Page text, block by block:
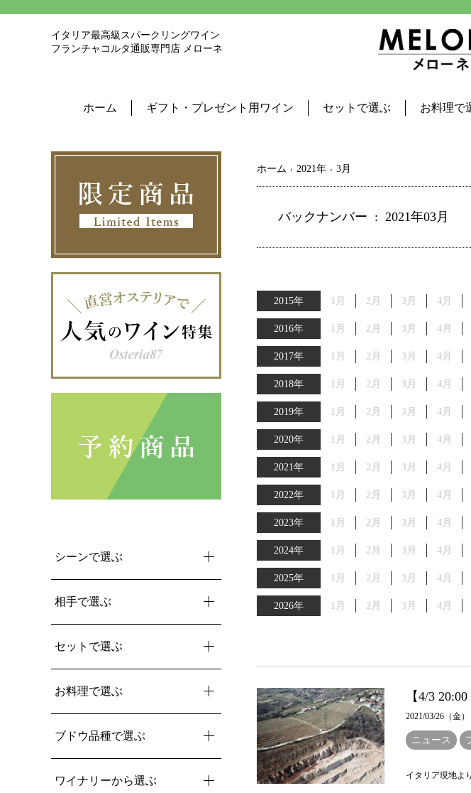
イタリア最高級スパークリングワイン
フランチャコルタ通販専門店 メローネ
ホーム ギフト・プレゼント用ワイン セットで選ぶ お料理で
ホーム 2021年 3月
バックナンバー : 2021年03月
2015年 1月 2月 3月 4月
2016年 1月 2月 3月 4月
2017年 1月 2月 3月 4月
2018年 1月 2月 3月 4月
2019年 1月 2月 3月 4月
2020年 1月 2月 3月 4月
2021年 1月 2月 3月 4月
2022年 1月 2月 3月 4月
2023年 1月 2月 3月 4月
2024年 1月 2月 3月 4月
2025年 1月 2月 3月 4月
2026年 1月 2月 3月 4月
【4/3
2021/03/26（金）
ニュース
イタリア現地よ
シーンで選ぶ
相手で選ぶ
セットで選ぶ
お料理で選ぶ
ブドウ品種で選ぶ
ワイナリーから選ぶ